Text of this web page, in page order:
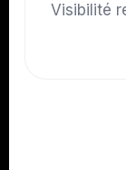
Visibilité